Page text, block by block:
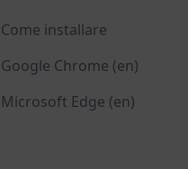
Come installare
Google Chrome (en)
Microsoft Edge (en)